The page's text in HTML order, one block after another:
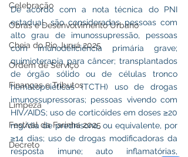
Celebração
Obras e Desenvolvimento Urbano
Cheia do Rio Juruá 2025
Ordem de Serviço
Finanças e Tributos
Limpeza
Festival da Farinha 2025
Decreto
De acordo com a nota técnica do PNI
estadual, são consideradas pessoas com
alto grau de imunossupressão, pessoas
com imunodeficiência primária grave;
quimioterapia para câncer; transplantados
de órgão sólido ou de células tronco
hematopoiéticas (TCTH) uso de drogas
imunossupressoras; pessoas vivendo com
HIV/AIDS; uso de corticóides em doses ≥20
mg/dia de prednisona, ou equivalente, por
≥14 dias; uso de drogas modificadoras da
resposta imune; auto inflamatórias,